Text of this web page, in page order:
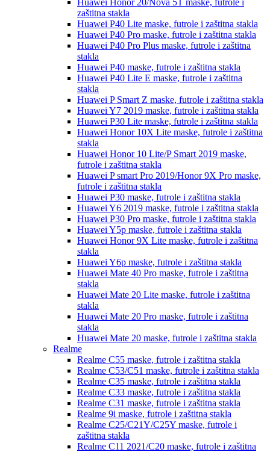
Huawei Honor 20/Nova 5T maske, futrole i
zaštitna stakla
Huawei P40 Lite maske, futrole i zaštitna stakla
Huawei P40 Pro maske, futrole i zaštitna stakla
Huawei P40 Pro Plus maske, futrole i zaštitna
stakla
Huawei P40 maske, futrole i zaštitna stakla
Huawei P40 Lite E maske, futrole i zaštitna
stakla
Huawei P Smart Z maske, futrole i zaštitna stakla
Huawei Y7 2019 maske, futrole i zaštitna stakla
Huawei P30 Lite maske, futrole i zaštitna stakla
Huawei Honor 10X Lite maske, futrole i zaštitna
stakla
Huawei Honor 10 Lite/P Smart 2019 maske,
futrole i zaštitna stakla
Huawei P smart Pro 2019/Honor 9X Pro maske,
futrole i zaštitna stakla
Huawei P30 maske, futrole i zaštitna stakla
Huawei Y6 2019 maske, futrole i zaštitna stakla
Huawei P30 Pro maske, futrole i zaštitna stakla
Huawei Y5p maske, futrole i zaštitna stakla
Huawei Honor 9X Lite maske, futrole i zaštitna
stakla
Huawei Y6p maske, futrole i zaštitna stakla
Huawei Mate 40 Pro maske, futrole i zaštitna
stakla
Huawei Mate 20 Lite maske, futrole i zaštitna
stakla
Huawei Mate 20 Pro maske, futrole i zaštitna
stakla
Huawei Mate 20 maske, futrole i zaštitna stakla
Realme
Realme C55 maske, futrole i zaštitna stakla
Realme C53/C51 maske, futrole i zaštitna stakla
Realme C35 maske, futrole i zaštitna stakla
Realme C33 maske, futrole i zaštitna stakla
Realme C31 maske, futrole i zaštitna stakla
Realme 9i maske, futrole i zaštitna stakla
Realme C25/C21Y/C25Y maske, futrole i
zaštitna stakla
Realme C11 2021/C20 maske, futrole i zaštitna